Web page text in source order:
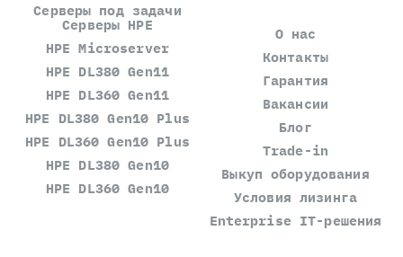
Серверы под задачи
Серверы HPE
HPE Microserver
HPE DL380 Gen11
HPE DL360 Gen11
HPE DL380 Gen10 Plus
HPE DL360 Gen10 Plus
HPE DL380 Gen10
HPE DL360 Gen10
О нас
Контакты
Гарантия
Вакансии
Блог
Trade-in
Выкуп оборудования
Условия лизинга
Enterprise IT-решения